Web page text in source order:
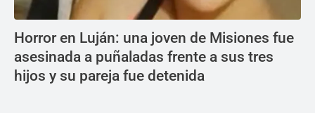
Horror en Luján: una joven de Misiones fue
asesinada a puñaladas frente a sus tres
hijos y su pareja fue detenida